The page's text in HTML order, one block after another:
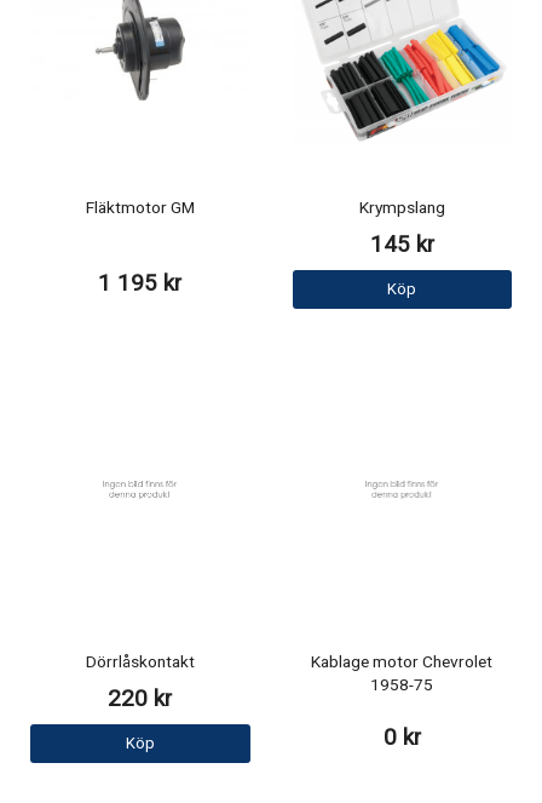
Fläktmotor GM
1 195 kr
Krympslang
145 kr
Köp
Dörrlåskontakt
220 kr
Köp
Kablage motor Chevrolet
1958-75
0 kr